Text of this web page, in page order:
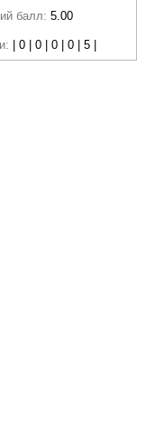
балл: 5.00
| 0 | 0 | 0 | 0 | 5 |